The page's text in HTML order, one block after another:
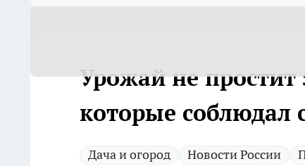
Урожай не простит
которые
Дача и огород Новости России